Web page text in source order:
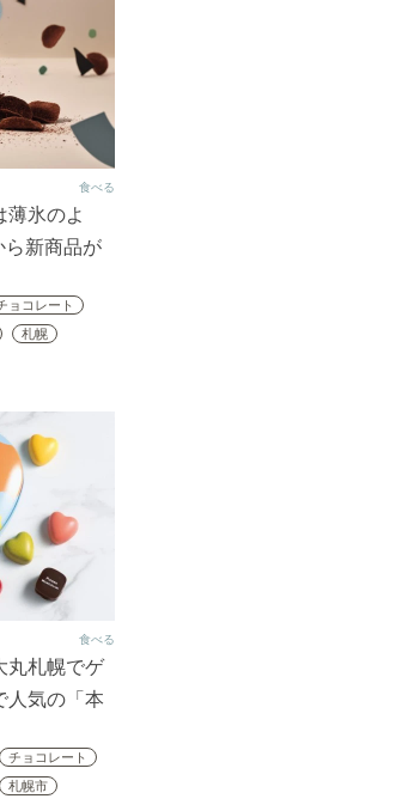
食べる
薄氷のよ
ら新商品が
ョコレート
札幌
食べる
丸札幌でゲ
人気の「本
チョコレート
札幌市